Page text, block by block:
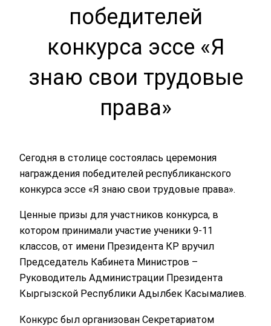
победителей
конкурса эссе «Я
знаю свои трудовые
права»
Сегодня в столице состоялась церемония
награждения победителей республиканского
конкурса эссе «Я знаю свои трудовые права».
Ценные призы для участников конкурса, в
котором принимали участие ученики 9-11
классов, от имени Президента КР вручил
Председатель Кабинета Министров –
Руководитель Администрации Президента
Кыргызской Республики Адылбек Касымалиев.
Конкурс был организован Секретариатом